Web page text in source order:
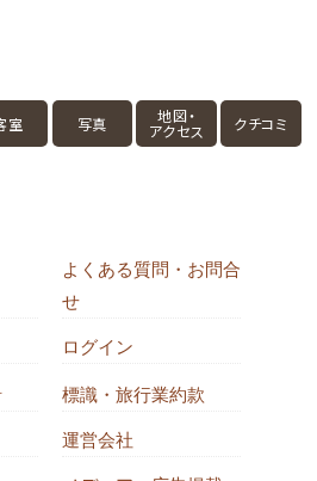
室 写真 地図・
アクセス クチコミ
よくある質問・お問合
せ
ログイン
標識・旅行業約款
運営会社